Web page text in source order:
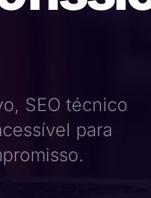
SEO técnico
para